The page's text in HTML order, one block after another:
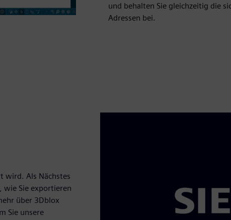
und behalten Sie gleichzeitig die
Adressen bei.
wird. Als Nächstes
wie Sie exportieren
über 3Dblox
Sie unsere